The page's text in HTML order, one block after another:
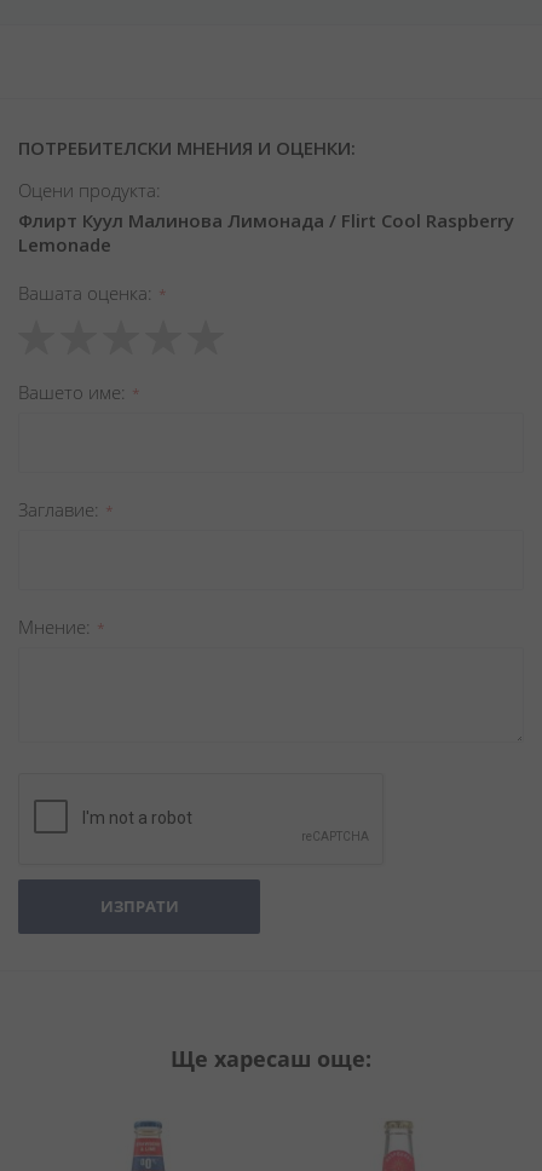
ПОТРЕБИТЕЛСКИ МНЕНИЯ И ОЦЕНКИ:
Оцени продукта:
Флирт Куул Малинова Лимонада / Flirt Cool Raspberry
Lemonade
Вашата оценка
star
stars
stars
stars
stars
Вашето име
Заглавиe
Мнение
ИЗПРАТИ
Ще харесаш още: